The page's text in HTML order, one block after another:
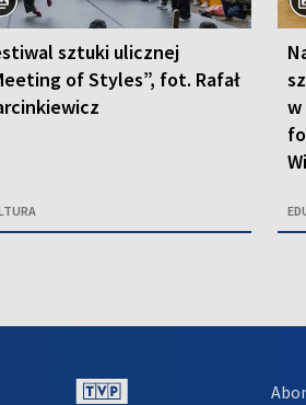
sztuki ulicznej
of Styles”, fot. Rafał
w